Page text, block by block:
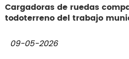
Cargadoras de ruedas
todoterreno del trabajo
09-05-2026